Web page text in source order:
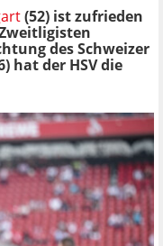
(52) ist zufrieden
des Schweizer
hat der HSV die